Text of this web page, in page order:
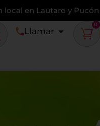
local en Lautaro y Pucón
Llamar
0